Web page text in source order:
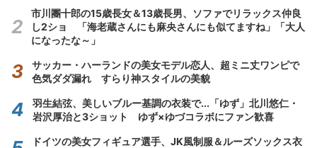
市川團十郎の15歳長女＆13歳長男、ソファでリラックス仲良
し2ショ 「海老蔵さんにも麻央さんにも似てますね」「大人
になったな～」
サッカー・ハーランドの美女モデル恋人、超ミニ丈ワンピで
色気ダダ漏れ すらり神スタイルの美貌
羽生結弦、美しいブルー基調の衣装で...「ゆず」北川悠仁・
岩沢厚治と3ショット ゆず×ゆづコラボにファン歓喜
ドイツの美女フィギュア選手、JK風制服＆ルーズソックス衣